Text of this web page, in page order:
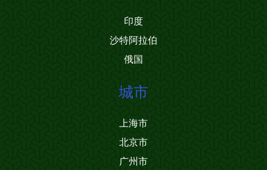
印度
沙特阿拉伯
俄国
城市
上海市
北京市
广州市